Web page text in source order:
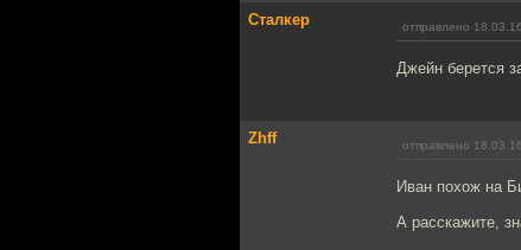
Сталкер отправлено
Джейн берется
Zhff отправлено
Иван похож на
А расскажите,